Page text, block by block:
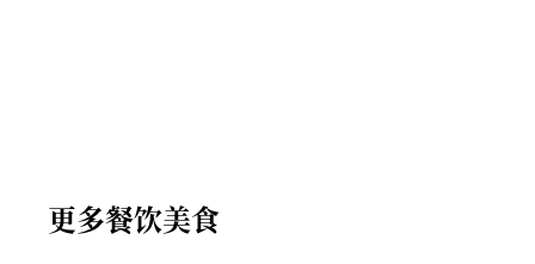
更多餐饮美食